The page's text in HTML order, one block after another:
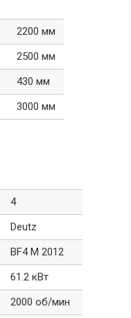
2200 мм
2500 мм
430 мм
3000 мм
4
Deutz
BF4 M 2012
61.2 кВт
2000 об/мин